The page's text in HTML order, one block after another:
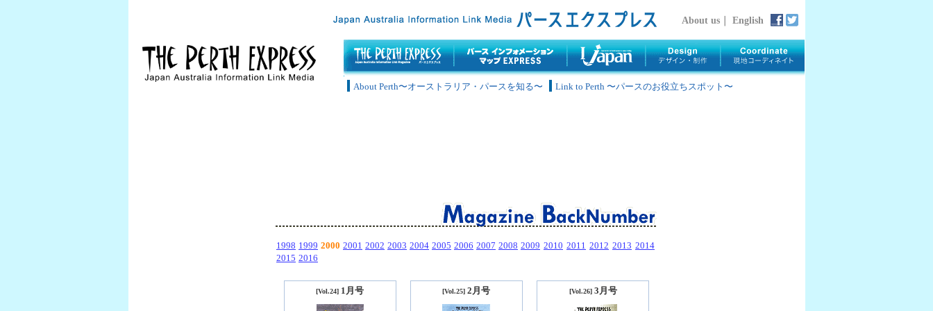
About us｜ English
About Perth〜オーストラリア・パースを知る〜 Link to Perth 〜パースのお役立ちスポット〜
1998 1999 2000 2001 2002 2003 2004 2005 2006 2007 2008 2009 2010 2011 2012 2013 2014
2015 2016
[Vol.24] 1月号 [Vol.25] 2月号 [Vol.26] 3月号